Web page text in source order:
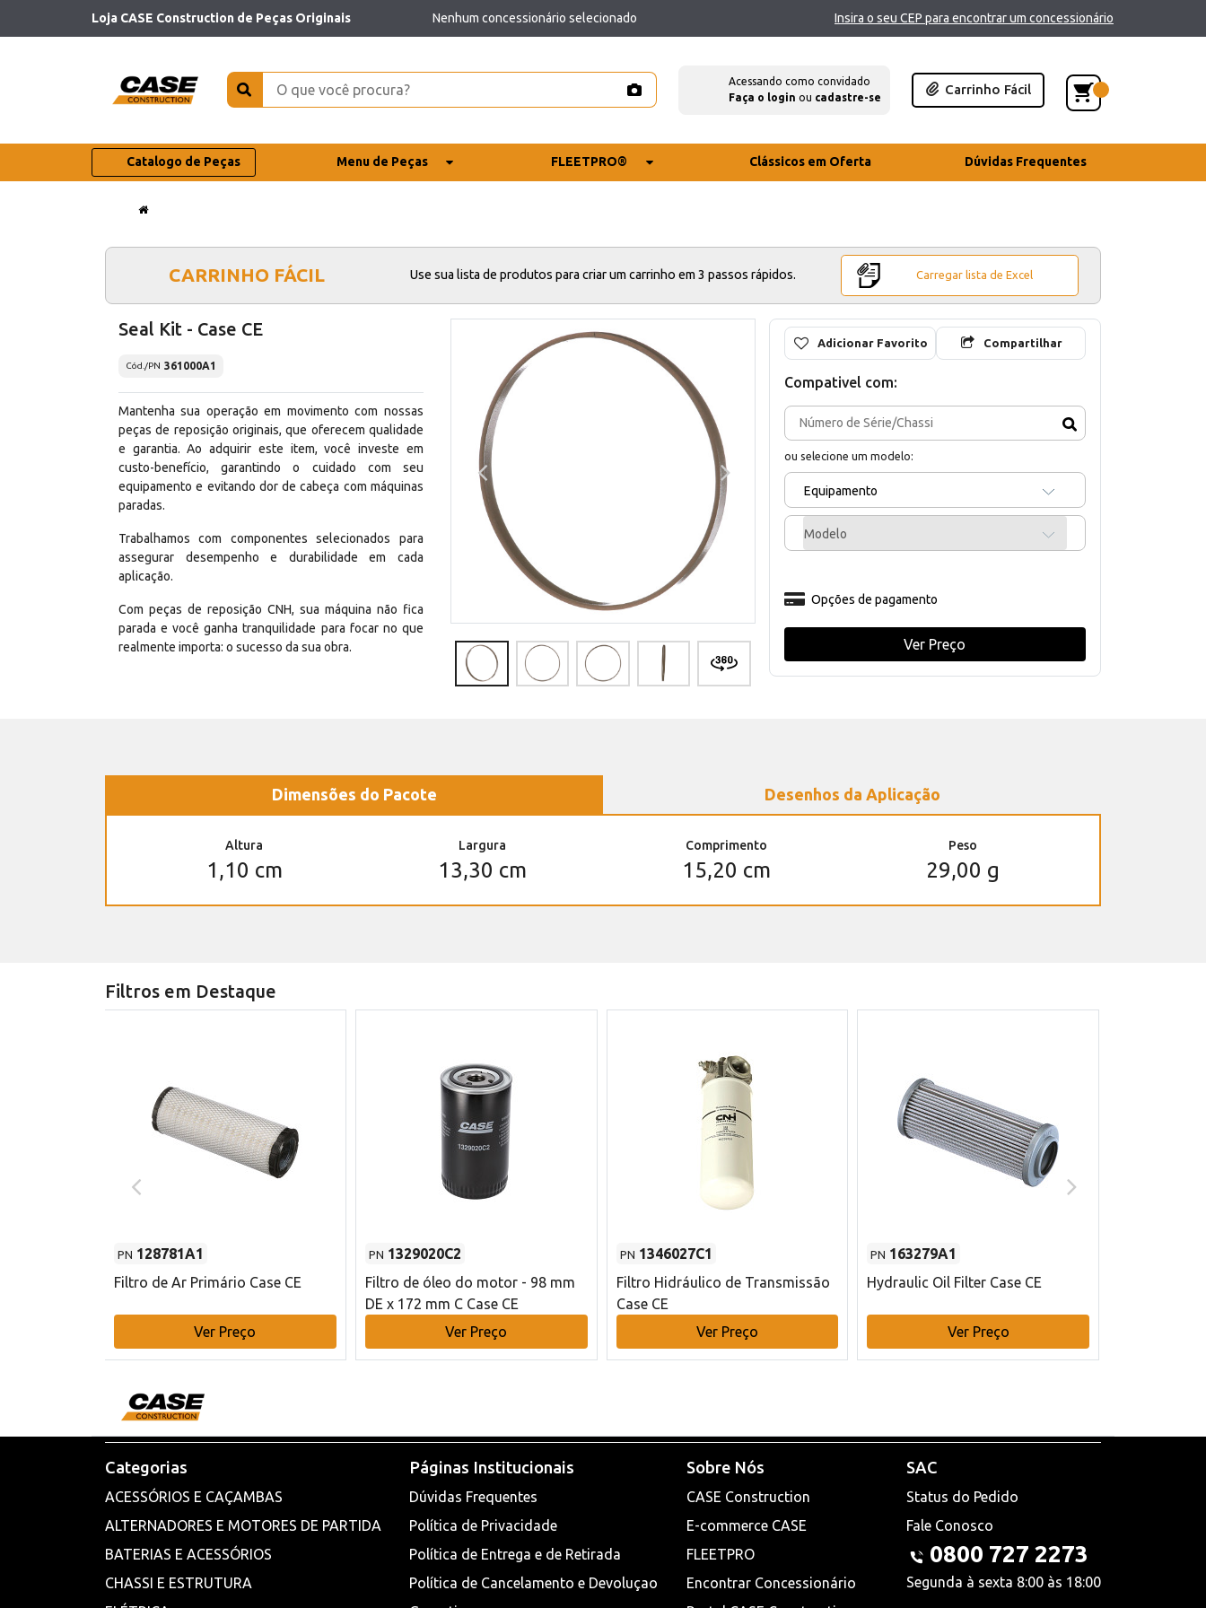
Loja CASE Construction de Peças Originais Nenhum concessionário selecionado Insira o seu CEP para encontrar um concessionário
Acessando como convidado
Faça o login ou cadastre-se
Carrinho Fácil
Catalogo de Peças Menu de Peças FLEETPRO® Clássicos em Oferta Dúvidas Frequentes
CARRINHO FÁCIL Use sua lista de produtos para criar um carrinho em 3 passos rápidos. Carregar lista de Excel
Seal Kit - Case CE
Cód./PN 361000A1
Mantenha sua operação em movimento com nossas
peças de reposição originais, que oferecem qualidade
e garantia. Ao adquirir este item, você investe em
custo-benefício, garantindo o cuidado com seu
equipamento e evitando dor de cabeça com máquinas
paradas.
Trabalhamos com componentes selecionados para
assegurar desempenho e durabilidade em cada
aplicação.
Com peças de reposição CNH, sua máquina não fica
parada e você ganha tranquilidade para focar no que
realmente importa: o sucesso da sua obra.
Adicionar Favorito Compartilhar
Compativel com:
ou selecione um modelo:
Equipamento
Modelo
Opções de pagamento
Ver Preço
Dimensões do Pacote Desenhos da Aplicação
Altura
1,10 cm
Largura
13,30 cm
Comprimento
15,20 cm
Peso
29,00 g
Filtros em Destaque
PN 128781A1
Filtro de Ar Primário Case CE
Ver Preço
PN 1329020C2
Filtro de óleo do motor - 98 mm
DE x 172 mm C Case CE
Ver Preço
PN 1346027C1
Filtro Hidráulico de Transmissão
Case CE
Ver Preço
PN 163279A1
Hydraulic Oil Filter Case CE
Ver Preço
Categorias
ACESSÓRIOS E CAÇAMBAS
ALTERNADORES E MOTORES DE PARTIDA
BATERIAS E ACESSÓRIOS
CHASSI E ESTRUTURA
Páginas Institucionais
Dúvidas Frequentes
Política de Privacidade
Política de Entrega e de Retirada
Política de Cancelamento e Devoluçao
Sobre Nós
CASE Construction
E-commerce CASE
FLEETPRO
Encontrar Concessionário
SAC
Status do Pedido
Fale Conosco
0800 727 2273
Segunda à sexta 8:00 às 18:00